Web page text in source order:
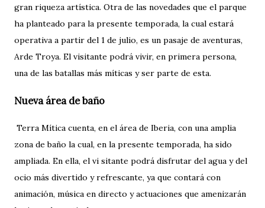
gran riqueza artística. Otra de las novedades que el parque
ha planteado para la presente temporada, la cual estará
operativa a partir del 1 de julio, es un pasaje de aventuras,
Arde Troya. El visitante podrá vivir, en primera persona,
una de las batallas más míticas y ser parte de esta.
Nueva área de baño
Terra Mítica cuenta, en el área de Iberia, con una amplia
zona de baño la cual, en la presente temporada, ha sido
ampliada. En ella, el vi sitante podrá disfrutar del agua y del
ocio más divertido y refrescante, ya que contará con
animación, música en directo y actuaciones que amenizarán